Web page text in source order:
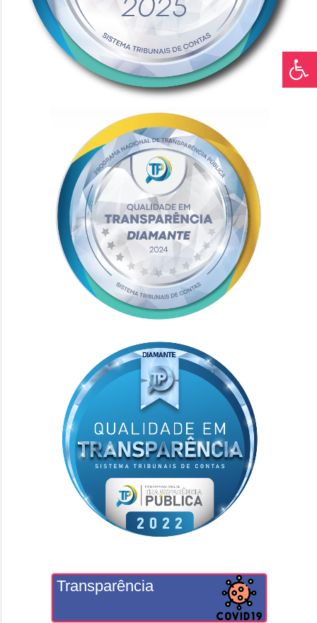
Transparência